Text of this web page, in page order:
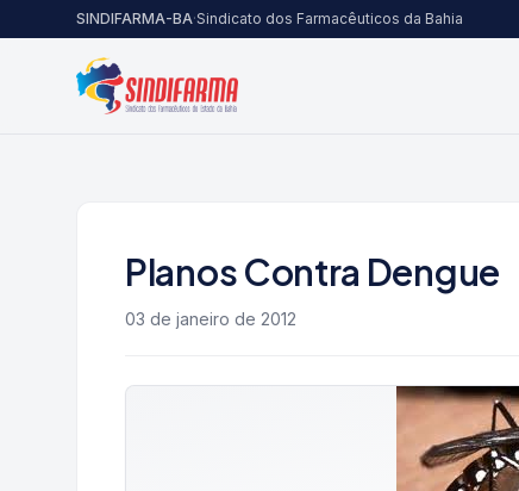
Pular para o conteúdo
SINDIFARMA-BA·Sindicato dos Farmacêuticos da Bahia
Planos Contra Dengue
03 de janeiro de 2012